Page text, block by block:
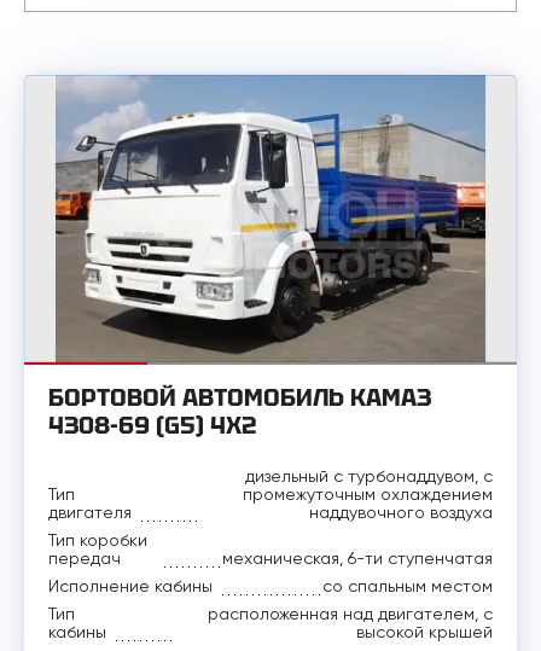
БОРТОВОЙ АВТОМОБИЛЬ КАМАЗ
4308-69 (G5) 4X2
Тип
двигателя
дизельный с турбонаддувом, с
промежуточным охлаждением
наддувочного воздуха
Тип коробки
передач
механическая, 6-ти ступенчатая
Исполнение кабины
со спальным местом
Тип
кабины
расположенная над двигателем, с
высокой крышей